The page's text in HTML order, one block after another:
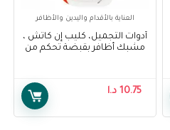
العناية بالأقدام واليدين والأظافر
أدوات التجميل، كليب إن كاتش ،
مشبك أظافر بقبضة تحكم من
Control Grip Nail Clip
W/Catcher
10.75 د.ا